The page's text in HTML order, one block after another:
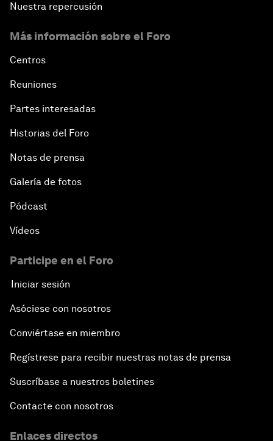
Nuestra repercusión
Más información sobre el Foro
Centros
Reuniones
Partes interesadas
Historias del Foro
Notas de prensa
Galería de fotos
Pódcast
Vídeos
Participe en el Foro
Iniciar sesión
Asóciese con nosotros
Conviértase en miembro
Regístrese para recibir nuestras notas de prensa
Suscríbase a nuestros boletines
Contacte con nosotros
Enlaces directos